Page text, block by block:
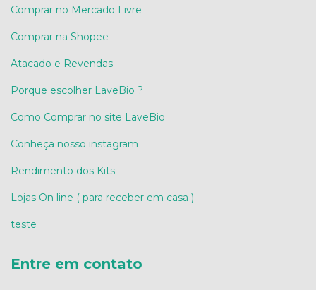
Comprar no Mercado Livre
Comprar na Shopee
Atacado e Revendas
Porque escolher LaveBio ?
Como Comprar no site LaveBio
Conheça nosso instagram
Rendimento dos Kits
Lojas On line ( para receber em casa )
teste
Entre em contato